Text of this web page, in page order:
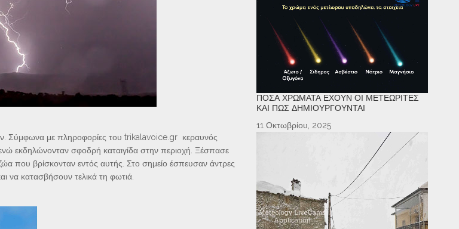
Σύμφωνα με πληροφορίες του trikalavoice.gr κεραυνός
εκδηλώνονταν σφοδρή καταιγίδα στην περιοχή. Ξέσπασε
που βρίσκονταν εντός αυτής. Στο σημείο έσπευσαν άντρες
να κατασβήσουν τελικά τη φωτιά.
ΠΌΣΑ ΧΡΏΜΑΤΑ ΈΧΟΥΝ ΟΙ ΜΕΤΕΩΡΊΤΕΣ
ΚΑΙ ΠΏΣ ΔΗΜΙΟΥΡΓΟΎΝΤΑΙ
11 Οκτωβρίου, 2025